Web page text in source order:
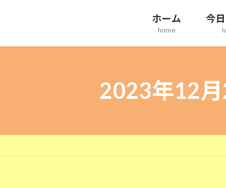
ホーム
home
今
2023年12